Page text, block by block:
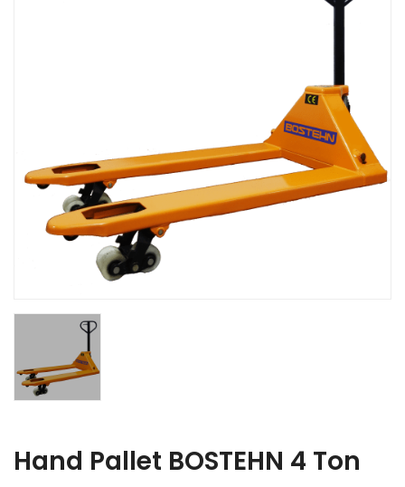
Hand Pallet BOSTEHN 4 Ton